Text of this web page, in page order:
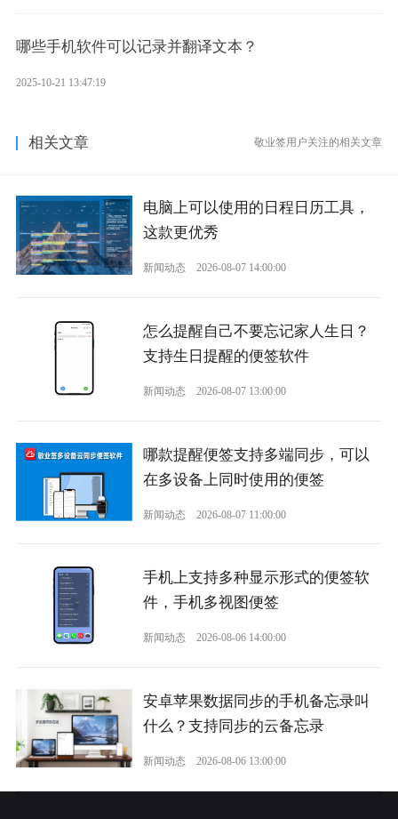
哪些手机软件可以记录并翻译文本？
2025-10-21 13:47:19
相关文章 敬业签用户关注的相关文章
电脑上可以使用的日程日历工具，
这款更优秀
新闻动态 2026-08-07 14:00:00
怎么提醒自己不要忘记家人生日？
支持生日提醒的便签软件
新闻动态 2026-08-07 13:00:00
哪款提醒便签支持多端同步，可以
在多设备上同时使用的便签
新闻动态 2026-08-07 11:00:00
手机上支持多种显示形式的便签软
件，手机多视图便签
新闻动态 2026-08-06 14:00:00
安卓苹果数据同步的手机备忘录叫
什么？支持同步的云备忘录
新闻动态 2026-08-06 13:00:00